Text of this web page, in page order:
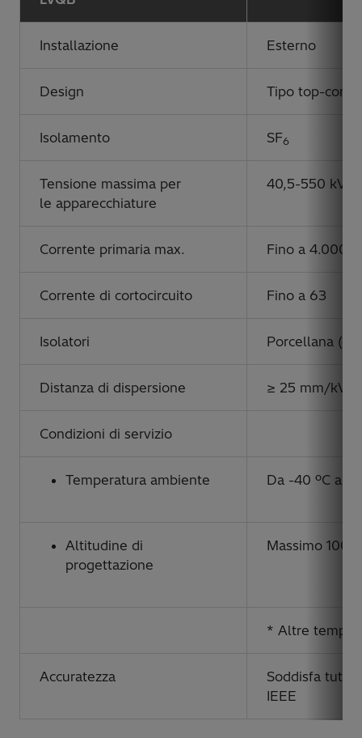
Installazione Esterno
Design Tipo top-core
Isolamento SF6
Tensione massima per
le apparecchiature
40,5-550 kV
Corrente primaria max. Fino a 4.000 A
Corrente di cortocircuito Fino a 63
Isolatori Porcellana
Distanza di dispersione ≥ 25 mm/kV
Condizioni di servizio
Temperatura ambiente Da -40 ºC a
Altitudine di
progettazione
Massimo
* Altre
Accuratezza
Soddisfa tutte
IEEE